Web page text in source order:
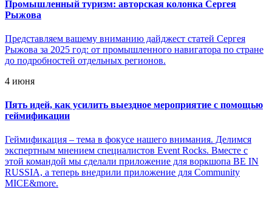
Промышленный туризм: авторская колонка Сергея
Рыжова
Представляем вашему вниманию дайджест статей Сергея
Рыжова за 2025 год: от промышленного навигатора по стране
до подробностей отдельных регионов.
4 июня
Пять идей, как усилить выездное мероприятие с помощью
геймификации
Геймификация – тема в фокусе нашего внимания. Делимся
экспертным мнением специалистов Event Rocks. Вместе с
этой командой мы сделали приложение для воркшопа BE IN
RUSSIA, а теперь внедрили приложение для Community
MICE&more.